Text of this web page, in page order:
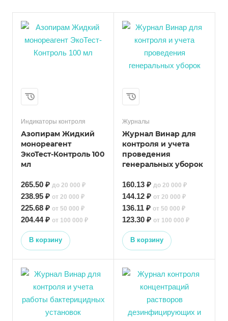
Индикаторы контроля
Азопирам Жидкий
монореагент
ЭкоТест-Контроль 100
мл
265.50 ₽ до 20 000 ₽
238.95 ₽ от 20 000 ₽
225.68 ₽ от 50 000 ₽
204.44 ₽ от 100 000 ₽
В корзину
Журналы
Журнал Винар для
контроля и учета
проведения
генеральных уборок
160.13 ₽ до 20 000 ₽
144.12 ₽ от 20 000 ₽
136.11 ₽ от 50 000 ₽
123.30 ₽ от 100 000 ₽
В корзину